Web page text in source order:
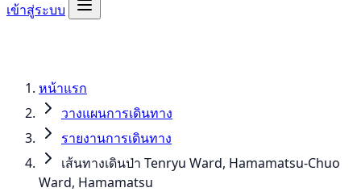
เข้าสู่ระบบ
หน้าแรก
วางแผนการเดินทาง
รายงานการเดินทาง
เส้นทางเดินป่า Tenryu Ward, Hamamatsu-Chuo
Ward, Hamamatsu